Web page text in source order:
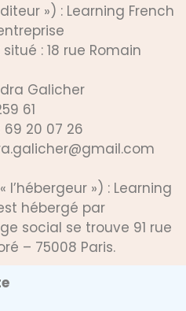
») : Learning French
: 18 rue Romain
Galicher
61
20 07 26
») : Learning
hébergé par
social se trouve 91 rue
– 75008 Paris.